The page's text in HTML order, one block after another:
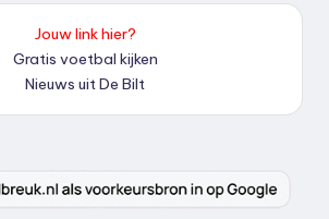
Jouw link hier?
Gratis voetbal kijken
Nieuws uit De Bilt